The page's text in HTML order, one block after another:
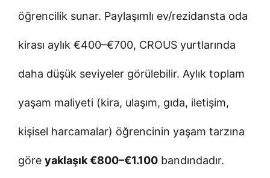
öğrencilik sunar. Paylaşımlı ev/rezidansta oda
kirası aylık €400–€700, CROUS yurtlarında
daha düşük seviyeler görülebilir. Aylık toplam
yaşam maliyeti (kira, ulaşım, gıda, iletişim,
kişisel harcamalar) öğrencinin yaşam tarzına
göre yaklaşık €800–€1.100 bandındadır.